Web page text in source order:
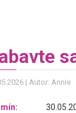
Autor: Annie